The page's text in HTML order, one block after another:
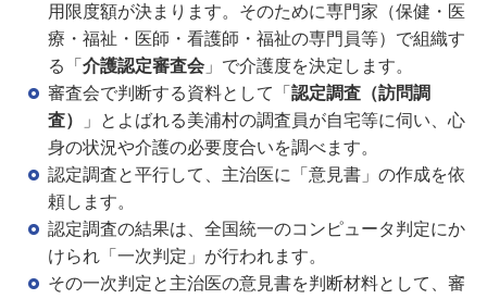
用限度額が決まります。そのために専門家（保健・医
療・福祉・医師・看護師・福祉の専門員等）で組織す
る「介護認定審査会 」で介護度を決定します。
審査会で判断する資料として「認定調査（訪問調
査）
」とよばれる美浦村の調査員が自宅等に伺い、心
身の状況や介護の必要度合いを調べます。
認定調査と平行して、主治医に「意見書」の作成を依
頼します。
認定調査の結果は、全国統一のコンピュータ判定にか
けられ「一次判定」が行われます。
その一次判定と主治医の意見書を判断材料として、審